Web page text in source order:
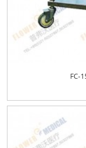
FC-